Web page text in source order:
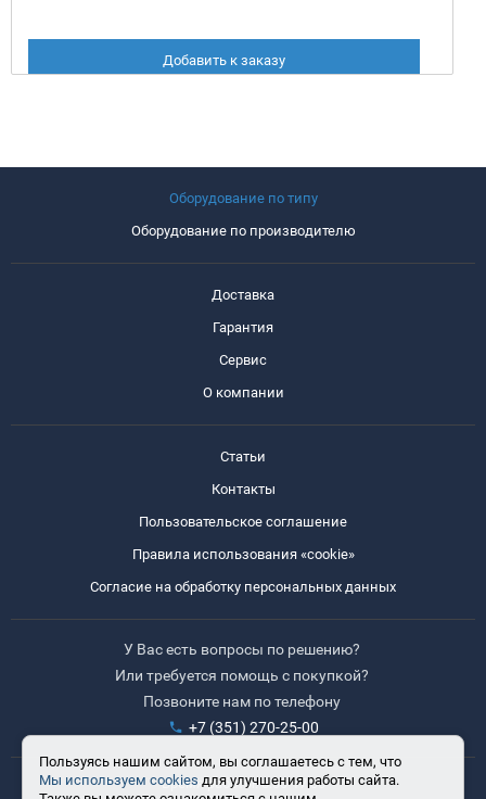
Добавить к заказу
Оборудование по типу
Оборудование по производителю
Доставка
Гарантия
Сервис
О компании
Статьи
Контакты
Пользовательское соглашение
Правила использования «cookie»
Согласие на обработку персональных данных
У Вас есть вопросы по решению?
Или требуется помощь с покупкой?
Позвоните нам по телефону
+7 (351) 270-25-00
Время работы: 8:30-17:30
Пользуясь нашим сайтом, вы соглашаетесь с тем, что
Мы используем cookies для улучшения работы сайта.